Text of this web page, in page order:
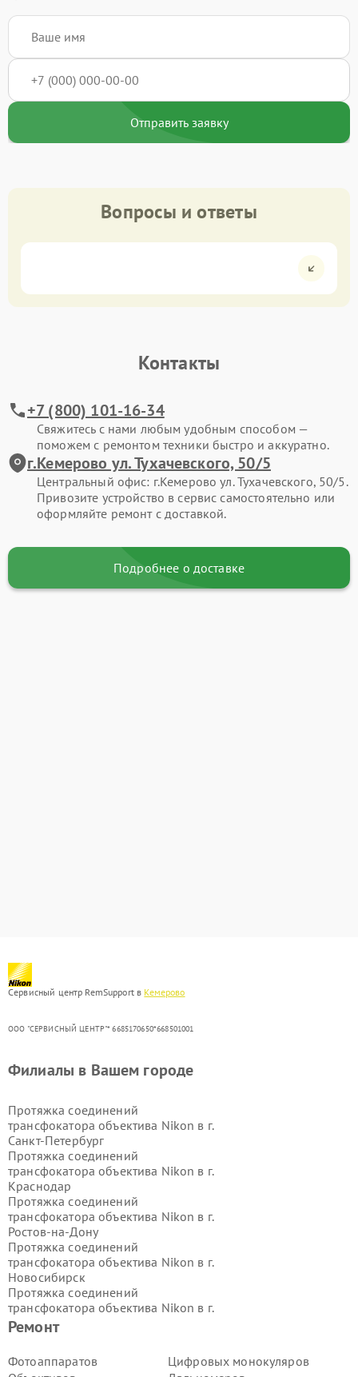
Отправить заявку
Вопросы и ответы
Контакты
+7 (800) 101-16-34
Свяжитесь с нами любым удобным способом —
поможем с ремонтом техники быстро и аккуратно.
г.Кемерово ул. Тухачевского, 50/5
Центральный офис: г.Кемерово ул. Тухачевского, 50/5.
Привозите устройство в сервис самостоятельно или
оформляйте ремонт с доставкой.
Подробнее о доставке
Сервисный центр RemSupport в Кемерово
ООО "СЕРВИСНЫЙ ЦЕНТР"* 6685170650*668501001
Ремонт
Фотоаппаратов
Цифровых монокуляров
Филиалы в Вашем городе
Протяжка соединений
трансфокатора объектива Nikon в г.
Санкт-Петербург
Протяжка соединений
трансфокатора объектива Nikon в г.
Краснодар
Протяжка соединений
трансфокатора объектива Nikon в г.
Ростов-на-Дону
Протяжка соединений
трансфокатора объектива Nikon в г.
Новосибирск
Протяжка соединений
трансфокатора объектива Nikon в г.
Екатеринбург
трансфокатора объектива Nikon в г.
Казань